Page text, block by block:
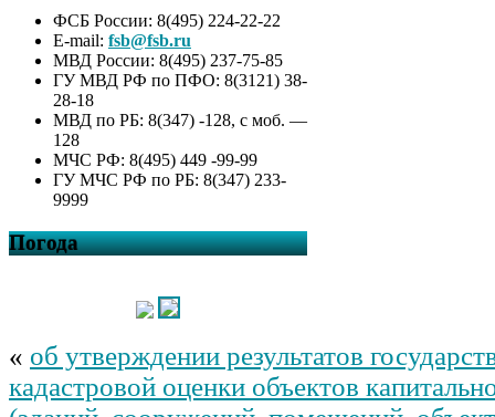
ФСБ России: 8(495) 224-22-22
E-mail: fsb@fsb.ru
МВД России: 8(495) 237-75-85
ГУ МВД РФ по ПФО: 8(3121) 38-
28-18
МВД по РБ: 8(347) -128, с моб. —
128
МЧС РФ: 8(495) 449 -99-99
ГУ МЧС РФ по РБ: 8(347) 233-
9999
Погода
« об утверждении результатов
кадастровой оценки объектов